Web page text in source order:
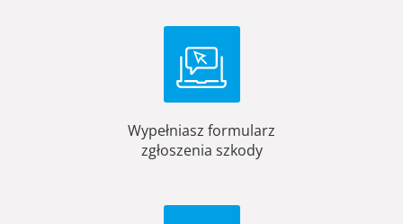
Wypełniasz formularz
zgłoszenia szkody